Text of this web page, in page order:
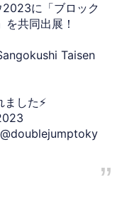
に「ブロック
共同出展！
Taisen
した⚡️